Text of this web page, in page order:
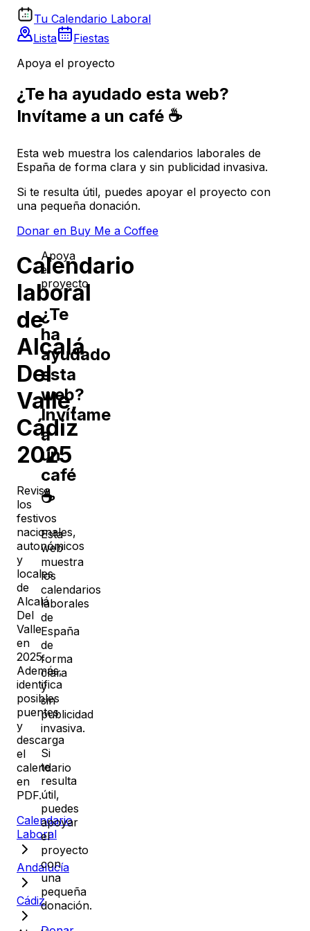
Tu Calendario Laboral
Lista
Fiestas
Apoya el proyecto
¿Te ha ayudado esta web?
Invítame a un café ☕
Esta web muestra los calendarios laborales de
España de forma clara y sin publicidad invasiva.
Si te resulta útil, puedes apoyar el proyecto con
una pequeña donación.
Donar en Buy Me a Coffee
Calendario
laboral
de
Alcalá
Del
Valle,
Cádiz
2025
Revisa
los
festivos
nacionales,
autonómicos
y
locales
de
Alcalá
Del
Valle
en
2025.
Además,
identifica
posibles
puentes
y
descarga
el
calendario
en
PDF.
Calendario
Laboral
Andalucía
Cádiz
Apoya
el
proyecto
¿Te
ha
ayudado
esta
web?
Invítame
a
un
café
☕
Esta
web
muestra
los
calendarios
laborales
de
España
de
forma
clara
y
sin
publicidad
invasiva.
Si
te
resulta
útil,
puedes
apoyar
el
proyecto
con
una
pequeña
donación.